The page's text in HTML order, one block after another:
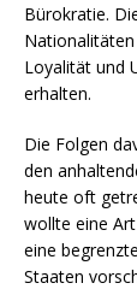
Bürokratie.
Loyalität und
erhalten.
Die Folgen
den
heute oft
wollte eine
eine
Staaten